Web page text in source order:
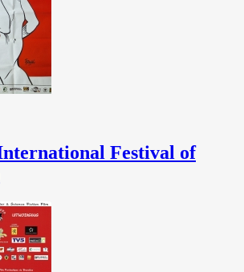
Festival of